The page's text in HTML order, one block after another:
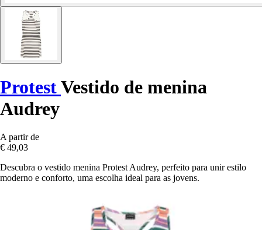
ProtestVestido de menina
Audrey
A partir de
€ 49,03
Descubra o vestido menina Protest Audrey, perfeito para unir estilo
moderno e conforto, uma escolha ideal para as jovens.